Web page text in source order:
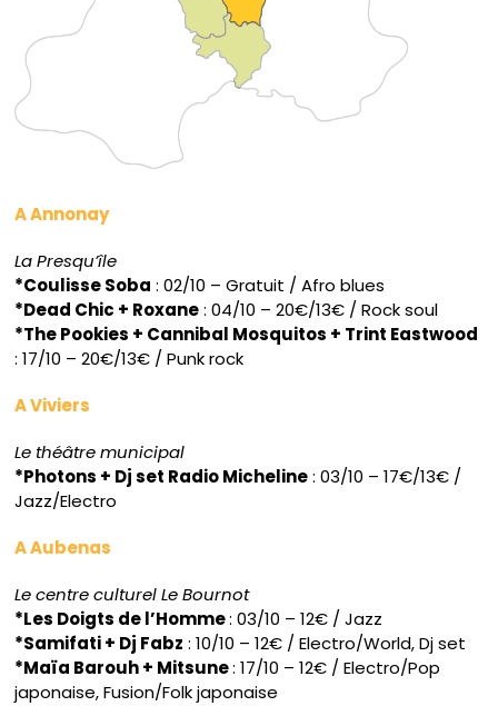
A Annonay
La Presqu’île
*Coulisse Soba : 02/10 – Gratuit / Afro blues
*Dead Chic + Roxane: 04/10 – 20€/13€ / Rock soul
*The Pookies + Cannibal Mosquitos + Trint Eastwood
: 17/10 – 20€/13€ / Punk rock
A Viviers
Le théâtre municipal
*Photons + Dj set Radio Micheline: 03/10 – 17€/13€ /
Jazz/Electro
A Aubenas
Le centre culturel Le Bournot
*Les Doigts de l’Homme: 03/10 – 12€ / Jazz
*Samifati + Dj Fabz : 10/10 – 12€ / Electro/World, Dj set
*Maïa Barouh + Mitsune: 17/10 – 12€ / Electro/Pop
japonaise, Fusion/Folk japonaise